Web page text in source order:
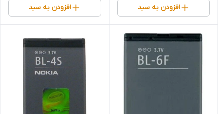
افزودن به سبد افزودن به سبد